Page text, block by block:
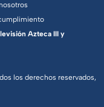
los derechos reservados,
Azteca III y